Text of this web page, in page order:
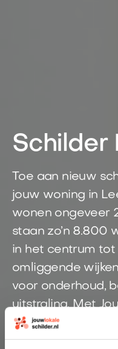
Schilder
Toe aan nieuw
jouw woning in
wonen ongeveer
staan zo’n 8.800
in het centrum tot
omliggende
voor onderhoud,
uitstraling. Met
snel in contact
regio Leerdam.